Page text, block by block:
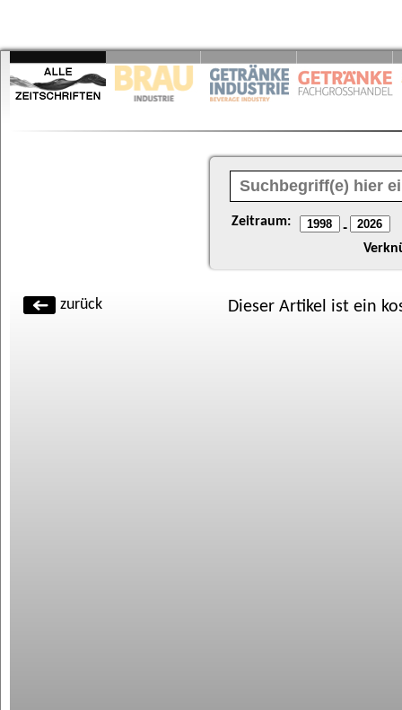
Zeitraum: -
zurück Dieser Artikel ist ein